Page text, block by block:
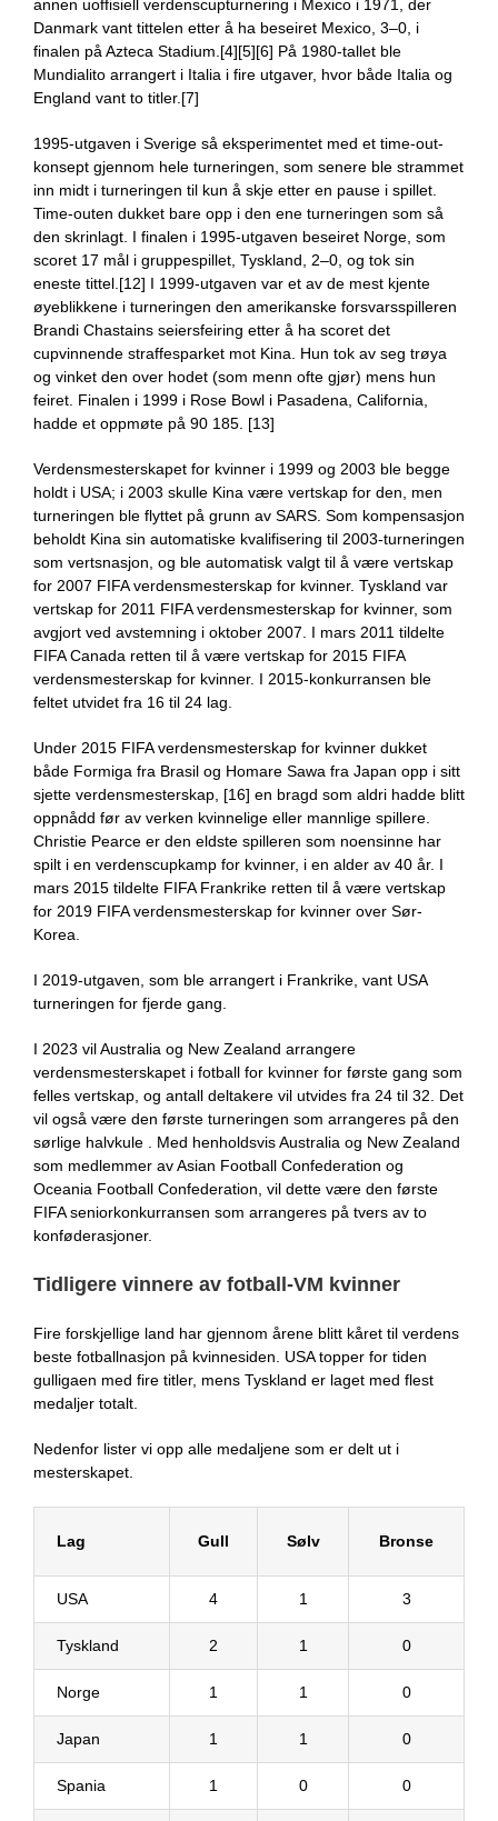
annen uoffisiell verdenscupturnering i Mexico i 1971, der
Danmark vant tittelen etter å ha beseiret Mexico, 3–0, i
finalen på Azteca Stadium.[4][5][6] På 1980-tallet ble
Mundialito arrangert i Italia i fire utgaver, hvor både Italia og
England vant to titler.[7]
1995-utgaven i Sverige så eksperimentet med et time-out-
konsept gjennom hele turneringen, som senere ble strammet
inn midt i turneringen til kun å skje etter en pause i spillet.
Time-outen dukket bare opp i den ene turneringen som så
den skrinlagt. I finalen i 1995-utgaven beseiret Norge, som
scoret 17 mål i gruppespillet, Tyskland, 2–0, og tok sin
eneste tittel.[12] I 1999-utgaven var et av de mest kjente
øyeblikkene i turneringen den amerikanske forsvarsspilleren
Brandi Chastains seiersfeiring etter å ha scoret det
cupvinnende straffesparket mot Kina. Hun tok av seg trøya
og vinket den over hodet (som menn ofte gjør) mens hun
feiret. Finalen i 1999 i Rose Bowl i Pasadena, California,
hadde et oppmøte på 90 185. [13]
Verdensmesterskapet for kvinner i 1999 og 2003 ble begge
holdt i USA; i 2003 skulle Kina være vertskap for den, men
turneringen ble flyttet på grunn av SARS. Som kompensasjon
beholdt Kina sin automatiske kvalifisering til 2003-turneringen
som vertsnasjon, og ble automatisk valgt til å være vertskap
for 2007 FIFA verdensmesterskap for kvinner. Tyskland var
vertskap for 2011 FIFA verdensmesterskap for kvinner, som
avgjort ved avstemning i oktober 2007. I mars 2011 tildelte
FIFA Canada retten til å være vertskap for 2015 FIFA
verdensmesterskap for kvinner. I 2015-konkurransen ble
feltet utvidet fra 16 til 24 lag.
Under 2015 FIFA verdensmesterskap for kvinner dukket
både Formiga fra Brasil og Homare Sawa fra Japan opp i sitt
sjette verdensmesterskap, [16] en bragd som aldri hadde blitt
oppnådd før av verken kvinnelige eller mannlige spillere.
Christie Pearce er den eldste spilleren som noensinne har
spilt i en verdenscupkamp for kvinner, i en alder av 40 år. I
mars 2015 tildelte FIFA Frankrike retten til å være vertskap
for 2019 FIFA verdensmesterskap for kvinner over Sør-
Korea.
I 2019-utgaven, som ble arrangert i Frankrike, vant USA
turneringen for fjerde gang.
I 2023 vil Australia og New Zealand arrangere
verdensmesterskapet i fotball for kvinner for første gang som
felles vertskap, og antall deltakere vil utvides fra 24 til 32. Det
vil også være den første turneringen som arrangeres på den
sørlige halvkule . Med henholdsvis Australia og New Zealand
som medlemmer av Asian Football Confederation og
Oceania Football Confederation, vil dette være den første
FIFA seniorkonkurransen som arrangeres på tvers av to
konføderasjoner.
Tidligere vinnere av fotball-VM kvinner
Fire forskjellige land har gjennom årene blitt kåret til verdens
beste fotballnasjon på kvinnesiden. USA topper for tiden
gulligaen med fire titler, mens Tyskland er laget med flest
medaljer totalt.
Nedenfor lister vi opp alle medaljene som er delt ut i
mesterskapet.
Lag Gull Sølv Bronse
USA 4 1 3
Tyskland 2 1 0
Norge 1 1 0
Japan 1 1 0
Spania 1 0 0